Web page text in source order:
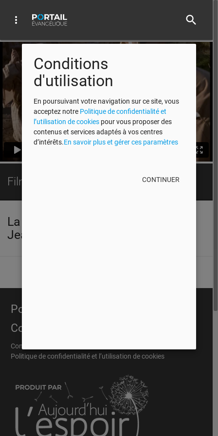
more_vert search
Film - Évangile de Jean
play_arrowLa vie de Jésus selon l'évangile de
Jean
Portail Évangélique
Conditions
Conditions Général
Politique de confidentialité et l’utilisation de cookies
Conditions
d'utilisation
En poursuivant votre navigation sur ce site, vous
acceptez notre Politique de confidentialité et
l’utilisation de cookiespour vous proposer des
contenus et services adaptés à vos centres
d’intérêts.En savoir plus et gérer ces paramètres
CONTINUER